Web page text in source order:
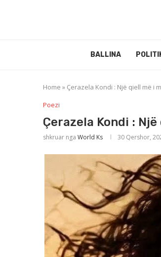
BALLINA
Home » Çerazela Kondi : Një qiell më i
Poezi
Çerazela Kondi :
shkruar nga World Ks 30 Qershor,